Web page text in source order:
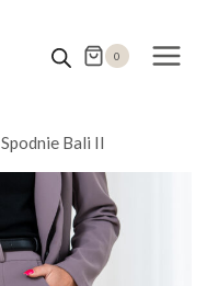
0
Spodnie Bali II